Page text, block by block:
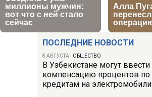
ПОСЛЕДНИЕ НОВОСТИ
8 АВГУСТА ОБЩЕСТВО
В Узбекистане могут ввести
компенсацию процентов по
кредитам на электромобили